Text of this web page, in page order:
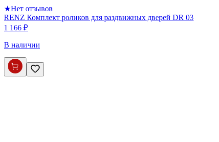
★Нет отзывов
RENZ Комплект роликов для раздвижных дверей DR 03
1 166 ₽
В наличии